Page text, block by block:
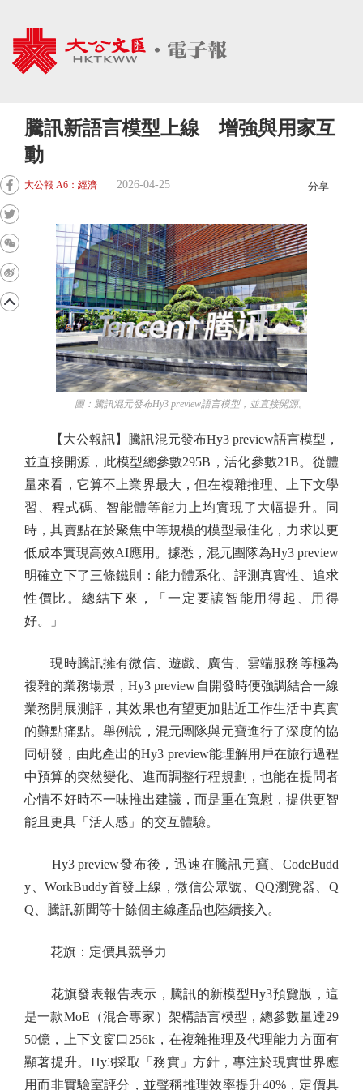
騰訊新語言模型上線 增強與用家互
動
大公報 A6：經濟 2026-04-25 分享
圖：騰訊混元發布Hy3 preview語言模型，並直接開源。
【大公報訊】騰訊混元發布Hy3 preview語言模型，
並直接開源，此模型總參數295B，活化參數21B。從體
量來看，它算不上業界最大，但在複雜推理、上下文學
習、程式碼、智能體等能力上均實現了大幅提升。同
時，其賣點在於聚焦中等規模的模型最佳化，力求以更
低成本實現高效AI應用。據悉，混元團隊為Hy3 preview
明確立下了三條鐵則：能力體系化、評測真實性、追求
性價比。總結下來，「一定要讓智能用得起、用得
好。」
現時騰訊擁有微信、遊戲、廣告、雲端服務等極為
複雜的業務場景，Hy3 preview自開發時便強調結合一線
業務開展測評，其效果也有望更加貼近工作生活中真實
的難點痛點。舉例說，混元團隊與元寶進行了深度的協
同研發，由此產出的Hy3 preview能理解用戶在旅行過程
中預算的突然變化、進而調整行程規劃，也能在提問者
心情不好時不一味推出建議，而是重在寬慰，提供更智
能且更具「活人感」的交互體驗。
Hy3 preview發布後，迅速在騰訊元寶、CodeBudd
y、WorkBuddy首發上線，微信公眾號、QQ瀏覽器、Q
Q、騰訊新聞等十餘個主線產品也陸續接入。
花旗：定價具競爭力
花旗發表報告表示，騰訊的新模型Hy3預覽版，這
是一款MoE（混合專家）架構語言模型，總參數量達29
50億，上下文窗口256k，在複雜推理及代理能力方面有
顯著提升。Hy3採取「務實」方針，專注於現實世界應
用而非實驗室評分，並聲稱推理效率提升40%，定價具